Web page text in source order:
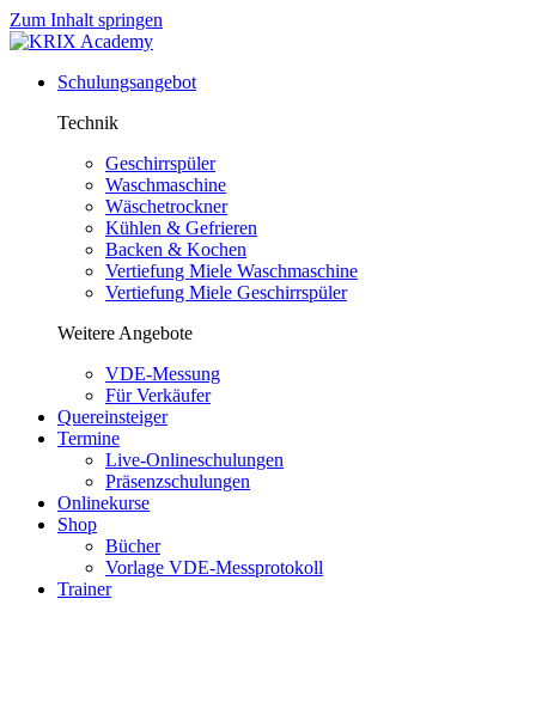
Zum Inhalt springen
Schulungsangebot
Technik
Geschirrspüler
Waschmaschine
Wäschetrockner
Kühlen & Gefrieren
Backen & Kochen
Vertiefung Miele Waschmaschine
Vertiefung Miele Geschirrspüler
Weitere Angebote
VDE-Messung
Für Verkäufer
Quereinsteiger
Termine
Live-Onlineschulungen
Präsenzschulungen
Onlinekurse
Shop
Bücher
Vorlage VDE-Messprotokoll
Trainer